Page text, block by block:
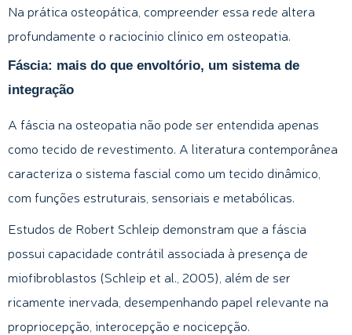
Na prática osteopática, compreender essa rede altera
profundamente o raciocínio clínico em osteopatia.
Fáscia: mais do que envoltório, um sistema de
integração
A fáscia na osteopatia não pode ser entendida apenas
como tecido de revestimento. A literatura contemporânea
caracteriza o sistema fascial como um tecido dinâmico,
com funções estruturais, sensoriais e metabólicas.
Estudos de Robert Schleip demonstram que a fáscia
possui capacidade contrátil associada à presença de
miofibroblastos (Schleip et al., 2005), além de ser
ricamente inervada, desempenhando papel relevante na
propriocepção, interocepção e nocicepção.